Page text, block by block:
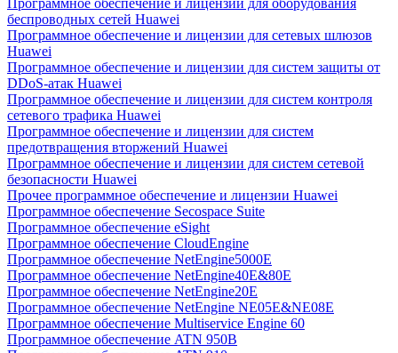
Программное обеспечение и лицензии для оборудования
беспроводных сетей Huawei
Программное обеспечение и лицензии для сетевых шлюзов
Huawei
Программное обеспечение и лицензии для систем защиты от
DDoS-атак Huawei
Программное обеспечение и лицензии для систем контроля
сетевого трафика Huawei
Программное обеспечение и лицензии для систем
предотвращения вторжений Huawei
Программное обеспечение и лицензии для систем сетевой
безопасности Huawei
Прочее программное обеспечение и лицензии Huawei
Программное обеспечение Secospace Suite
Программное обеспечение eSight
Программное обеспечение CloudEngine
Программное обеспечение NetEngine5000E
Программное обеспечение NetEngine40E&80E
Программное обеспечение NetEngine20E
Программное обеспечение NetEngine NE05E&NE08E
Программное обеспечение Multiservice Engine 60
Программное обеспечение ATN 950B